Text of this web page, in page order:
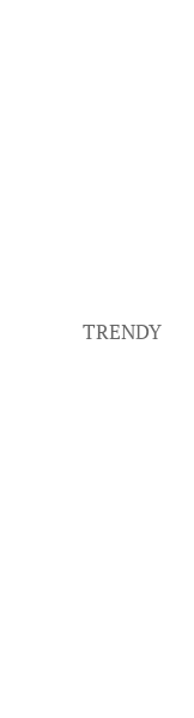
TRENDY